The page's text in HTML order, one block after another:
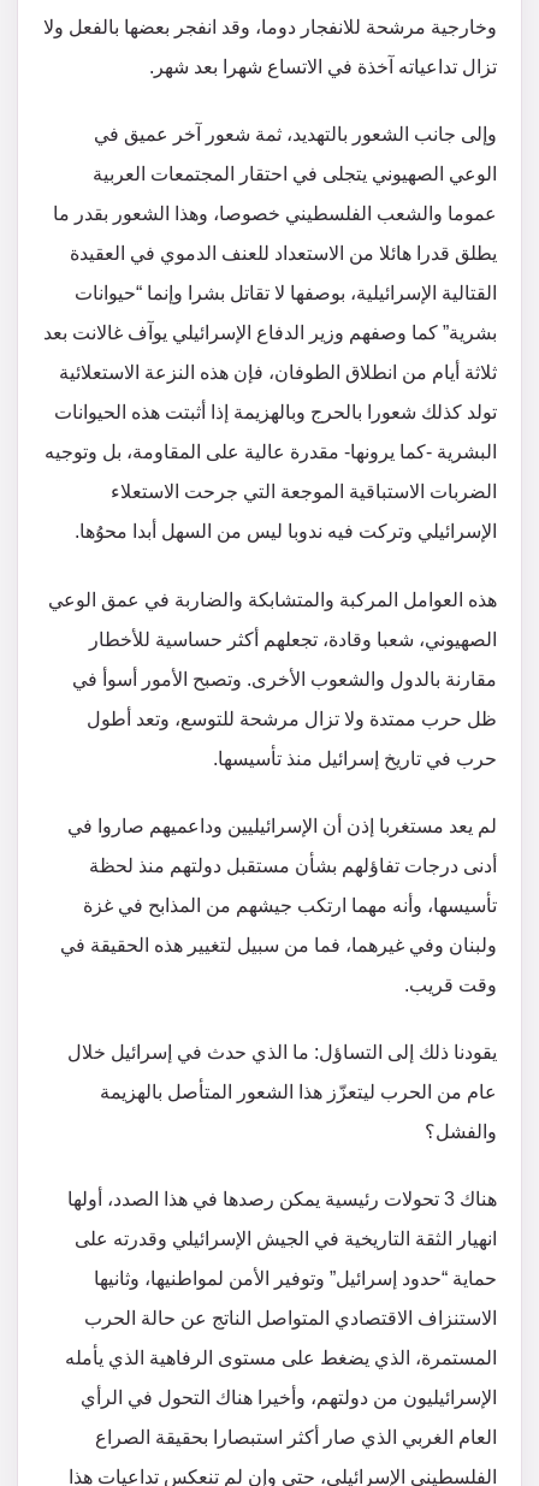
وخارجية مرشحة للانفجار دوما، وقد انفجر بعضها بالفعل ولا
تزال تداعياته آخذة في الاتساع شهرا بعد شهر.
وإلى جانب الشعور بالتهديد، ثمة شعور آخر عميق في
الوعي الصهيوني يتجلى في احتقار المجتمعات العربية
عموما والشعب الفلسطيني خصوصا، وهذا الشعور بقدر ما
يطلق قدرا هائلا من الاستعداد للعنف الدموي في العقيدة
القتالية الإسرائيلية، بوصفها لا تقاتل بشرا وإنما “حيوانات
بشرية” كما وصفهم وزير الدفاع الإسرائيلي يوآف غالانت بعد
ثلاثة أيام من انطلاق الطوفان، فإن هذه النزعة الاستعلائية
تولد كذلك شعورا بالحرج وبالهزيمة إذا أثبتت هذه الحيوانات
البشرية -كما يرونها- مقدرة عالية على المقاومة، بل وتوجيه
الضربات الاستباقية الموجعة التي جرحت الاستعلاء
الإسرائيلي وتركت فيه ندوبا ليس من السهل أبدا محوُها.
هذه العوامل المركبة والمتشابكة والضاربة في عمق الوعي
الصهيوني، شعبا وقادة، تجعلهم أكثر حساسية للأخطار
مقارنة بالدول والشعوب الأخرى. وتصبح الأمور أسوأ في
ظل حرب ممتدة ولا تزال مرشحة للتوسع، وتعد أطول
حرب في تاريخ إسرائيل منذ تأسيسها.
لم يعد مستغربا إذن أن الإسرائيليين وداعميهم صاروا في
أدنى درجات تفاؤلهم بشأن مستقبل دولتهم منذ لحظة
تأسيسها، وأنه مهما ارتكب جيشهم من المذابح في غزة
ولبنان وفي غيرهما، فما من سبيل لتغيير هذه الحقيقة في
وقت قريب.
يقودنا ذلك إلى التساؤل: ما الذي حدث في إسرائيل خلال
عام من الحرب ليتعزّز هذا الشعور المتأصل بالهزيمة
والفشل؟
هناك 3 تحولات رئيسية يمكن رصدها في هذا الصدد، أولها
انهيار الثقة التاريخية في الجيش الإسرائيلي وقدرته على
حماية “حدود إسرائيل” وتوفير الأمن لمواطنيها، وثانيها
الاستنزاف الاقتصادي المتواصل الناتج عن حالة الحرب
المستمرة، الذي يضغط على مستوى الرفاهية الذي يأمله
الإسرائيليون من دولتهم، وأخيرا هناك التحول في الرأي
العام الغربي الذي صار أكثر استبصارا بحقيقة الصراع
الفلسطيني الإسرائيلي، حتى وإن لم تنعكس تداعيات هذا